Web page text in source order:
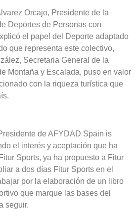
Orcajo, Presidente de la
Deportes de Personas con
el papel del Deporte adaptado
que representa este colectivo,
Secretaria General de la
Montaña y Escalada, puso en valor
con la riqueza turística que
de AFYDAD Spain is
el interés y aceptación que ha
Sports, ya ha propuesto a Fitur
a dos días Fitur Sports en el
por la elaboración de un libro
que marque las bases del
seguir.